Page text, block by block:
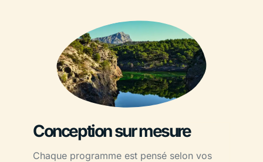
Conception sur mesure
Chaque programme est pensé selon vos